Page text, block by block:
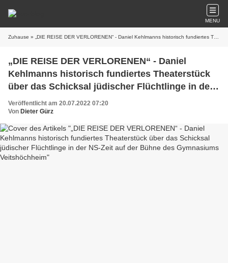
MENU
Zuhause » „DIE REISE DER VERLORENEN“ - Daniel Kehlmanns historisch fundiertes Theaterstück über das Schicksal jüdischer Flüchtlinge in der NS-Zeit auf der Bühne des Gymnasiums Veitshöchheim
„DIE REISE DER VERLORENEN“ - Daniel
Kehlmanns historisch fundiertes Theaterstück
über das Schicksal jüdischer Flüchtlinge in der
NS-Zeit auf der Bühne des Gymnasiums
Veitshöchheim
Veröffentlicht am 20.07.2022 07:20
Von Dieter Gürz